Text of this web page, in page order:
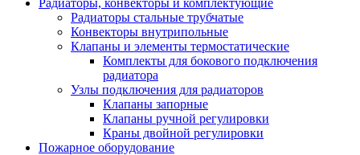
Радиаторы, конвекторы и комплектующие
Радиаторы стальные трубчатые
Конвекторы внутрипольные
Клапаны и элементы термостатические
Комплекты для бокового подключения
радиатора
Узлы подключения для радиаторов
Клапаны запорные
Клапаны ручной регулировки
Краны двойной регулировки
Пожарное оборудование